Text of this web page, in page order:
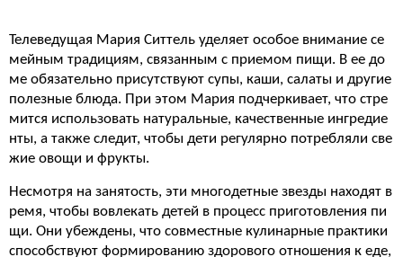
Телеведущая Мария Ситтель уделяет особое внимание се
мейным традициям, связанным с приемом пищи. В ее до
ме обязательно присутствуют супы, каши, салаты и другие
полезные блюда. При этом Мария подчеркивает, что стре
мится использовать натуральные, качественные ингредие
нты, а также следит, чтобы дети регулярно потребляли све
жие овощи и фрукты.
Несмотря на занятость, эти многодетные звезды находят в
ремя, чтобы вовлекать детей в процесс приготовления пи
щи. Они убеждены, что совместные кулинарные практики
способствуют формированию здорового отношения к еде,